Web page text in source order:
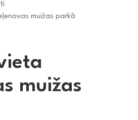
muižas parkā
muižas